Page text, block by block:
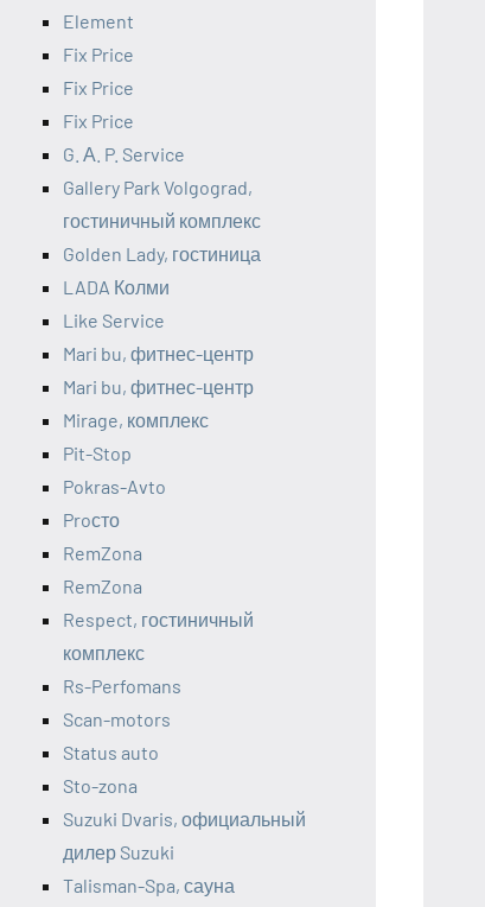
Element
Fix Price
Fix Price
Fix Price
G. А. P. Service
Gallery Park Volgograd,
гостиничный комплекс
Golden Lady, гостиница
LADA Колми
Like Service
Mari bu, фитнес-центр
Mari bu, фитнес-центр
Mirage, комплекс
Pit-Stop
Pokras-Avto
Proсто
RemZona
RemZona
Respect, гостиничный
комплекс
Rs-Perfomans
Scan-motors
Status auto
Sto-zona
Suzuki Dvaris, официальный
дилер Suzuki
Talisman-Spa, сауна